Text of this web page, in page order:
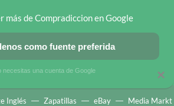
OFERTAS EN MÓVILES OFERTAS EN
Inglés Zapatillas eBay Media Markt
×
más de Compradiccion en Google
como fuente preferida
necesitas una cuenta de Google